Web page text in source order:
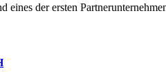
eines der ersten